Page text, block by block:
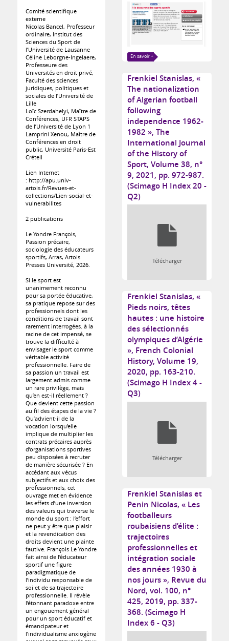
Comité scientifique
externe
Nicolas Bancel, Professeur
ordinaire, Institut des
Sciences du Sport de
l’Université de Lausanne
Céline Leborgne-Ingelaere,
Professeure des
Universités en droit privé,
Faculté des sciences
juridiques, politiques et
sociales de l’Université de
Lille
Loïc Szerdahelyi, Maître de
Conférences, UFR STAPS
de l’Université de Lyon 1
Lamprini Xenou, Maître de
Conférences en droit
public, Université Paris-Est
Créteil
Lien Internet
: http://apu.univ-
artois.fr/Revues-et-
collections/Lien-social-et-
vulnerabilites
2 publications
Le Yondre François,
Passion précaire,
sociologie des éducateurs
sportifs, Arras, Artois
Presses Université, 2026.
Si le sport est
unanimement reconnu
pour sa portée éducative,
sa pratique repose sur des
professionnels dont les
conditions de travail sont
rarement interrogées. à la
racine de cet impensé, se
trouve la difficulté à
envisager le sport comme
véritable activité
professionnelle. Faire de
sa passion un travail est
largement admis comme
un rare privilège, mais
qu’en est-il réellement ?
Que devient cette passion
au fil des étapes de la vie ?
Qu’advient-il de la
vocation lorsqu’elle
implique de multiplier les
contrats précaires auprès
d’organisations sportives
peu disposées à recruter
de manière sécurisée ? En
accédant aux vécus
subjectifs et aux choix des
professionnels, cet
ouvrage met en évidence
les effets d’une inversion
des valeurs qui traverse le
monde du sport : l’effort
ne peut y être que plaisir
et la revendication des
droits devient une plainte
fautive. François Le Yondre
fait ainsi de l’éducateur
sportif une figure
paradigmatique de
l’individu responsable de
soi et de sa trajectoire
professionnelle. Il révèle
l’étonnant paradoxe entre
un engouement général
pour un sport éducatif et
émancipateur et
l’individualisme anxiogène
En savoir +
Frenkiel Stanislas, «
The nationalization
of Algerian football
following
independence 1962-
1982 », The
International Journal
of the History of
Sport, Volume 38, n°
9, 2021, pp. 972-987.
(Scimago H Index 20 -
Q2)
Télécharger
Frenkiel Stanislas, «
Pieds noirs, têtes
hautes : une histoire
des sélectionnés
olympiques d’Algérie
», French Colonial
History, Volume 19,
2020, pp. 163-210.
(Scimago H Index 4 -
Q3)
Télécharger
Frenkiel Stanislas et
Penin Nicolas, « Les
footballeurs
roubaisiens d’élite :
trajectoires
professionnelles et
intégration sociale
des années 1930 à
nos jours », Revue du
Nord, vol. 100, n°
425, 2019, pp. 337-
368. (Scimago H
Index 6 - Q3)